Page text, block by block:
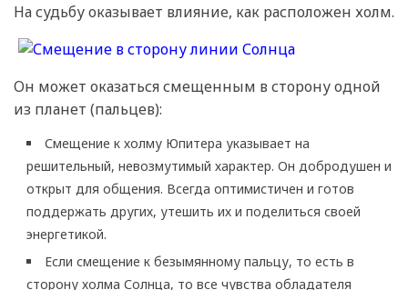
На судьбу оказывает влияние, как расположен холм.
Он может оказаться смещенным в сторону одной
из планет (пальцев):
Смещение к холму Юпитера указывает на
решительный, невозмутимый характер. Он добродушен и
открыт для общения. Всегда оптимистичен и готов
поддержать других, утешить их и поделиться своей
энергетикой.
Если смещение к безымянному пальцу, то есть в
сторону холма Солнца, то все чувства обладателя